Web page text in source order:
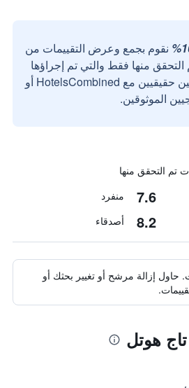
نقوم بجمع وعرض التقييمات من
منها فقط والتي تم إجراؤها
بواسطة مستخدمين حقيقيين مع HotelsCombined أو
الموثوقين.
7.6 منفرد
8.2 أصدقاء
حاول إزالة مرشح أو تغيير بحثك أو
هوتل